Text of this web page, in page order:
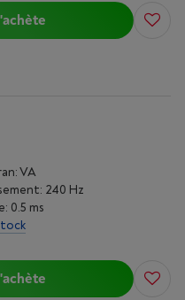
VA
240 Hz
0.5 ms